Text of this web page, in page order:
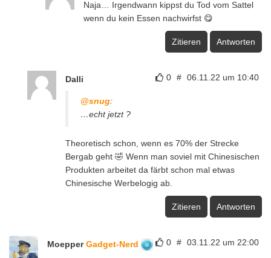
Naja… Irgendwann kippst du Tod vom Sattel
wenn du kein Essen nachwirfst 😋
Zitieren Antworten
0 # 06.11.22 um 10:40
Dalli
@snug:
…echt jetzt ?
Theoretisch schon, wenn es 70% der Strecke
Bergab geht 🤣 Wenn man soviel mit Chinesischen
Produkten arbeitet da färbt schon mal etwas
Chinesische Werbelogig ab.
Zitieren Antworten
0 # 03.11.22 um 22:00
MoepperGadget-Nerd